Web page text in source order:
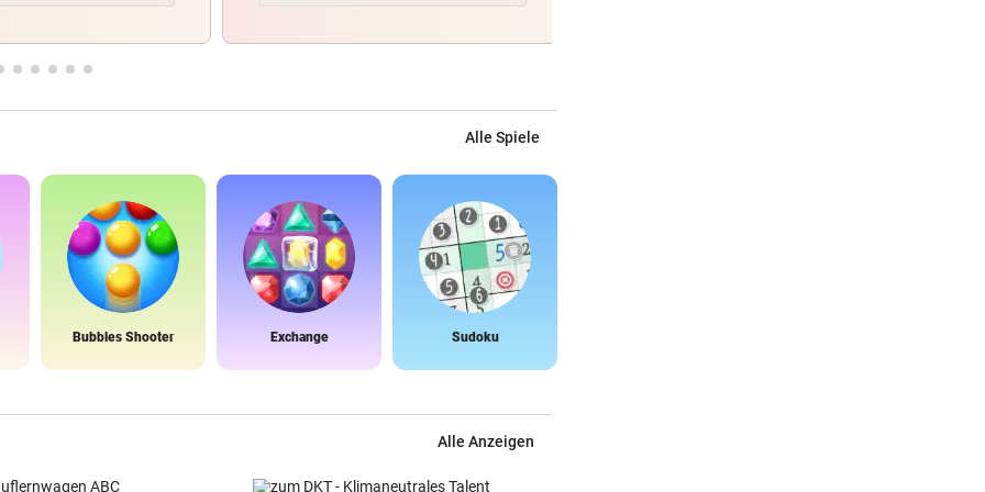
Alle Spiele
Bubbles Shooter Exchange Sudoku
Alle Anzeigen